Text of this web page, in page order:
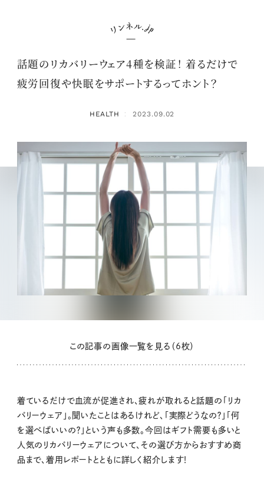
話題のリカバリーウェア4種を検証！ 着るだけで
疲労回復や快眠をサポートするってホント？
HEALTH ： 2023.09.02
この記事の画像一覧を見る（6枚）
着ているだけで血流が促進され、疲れが取れると話題の「リカ
バリーウェア」。聞いたことはあるけれど、「実際どうなの？」「何
を選べばいいの？」という声も多数。今回はギフト需要も多いと
人気のリカバリーウェアについて、その選び方からおすすめ商
品まで、着用レポートとともに詳しく紹介します！